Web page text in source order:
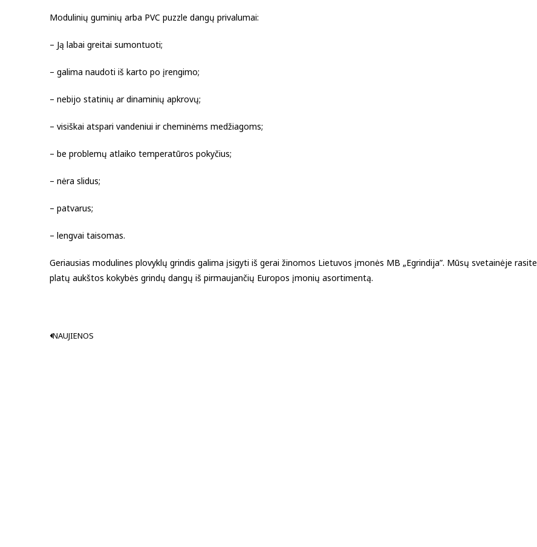
Modulinių guminių arba PVC puzzle dangų privalumai:
– Ją labai greitai sumontuoti;
– galima naudoti iš karto po įrengimo;
– nebijo statinių ar dinaminių apkrovų;
– visiškai atspari vandeniui ir cheminėms medžiagoms;
– be problemų atlaiko temperatūros pokyčius;
– nėra slidus;
– patvarus;
– lengvai taisomas.
Geriausias modulines plovyklų grindis galima įsigyti iš gerai žinomos Lietuvos įmonės MB „Egrindija”. Mūsų svetainėje rasite
platų aukštos kokybės grindų dangų iš pirmaujančių Europos įmonių asortimentą.
NAUJIENOS